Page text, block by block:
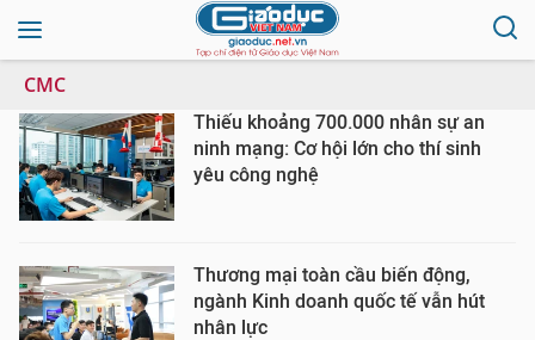
CMC
Thiếu khoảng 700.000 nhân sự an
ninh mạng: Cơ hội lớn cho thí sinh
yêu công nghệ
Thương mại toàn cầu biến động,
ngành Kinh doanh quốc tế vẫn hút
nhân lực